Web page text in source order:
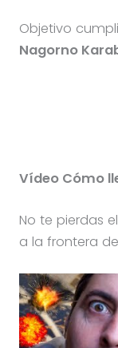
Objetivo
Nagorno
Vídeo Cómo
No te pierdas el
a la frontera de